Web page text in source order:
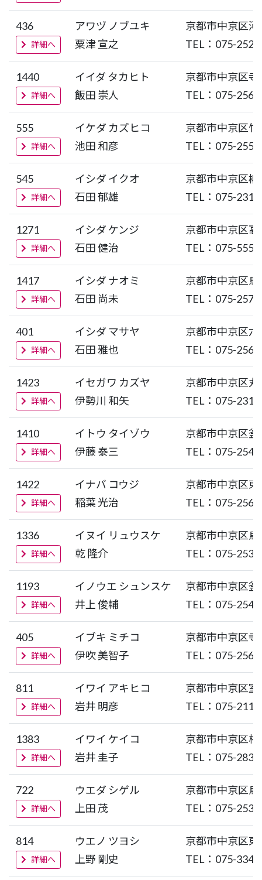
436
詳細へ
アワヅ ノブユキ
粟津 宣之
京都市中京区
TEL：075-252-
1440
詳細へ
イイダ タカヒト
飯田 崇人
京都市中京区
TEL：075-256-
555
詳細へ
イケダ カズヒコ
池田 和彦
京都市中京区
TEL：075-255-
545
詳細へ
イシダ イクオ
石田 郁雄
京都市中京区
TEL：075-231-
1271
詳細へ
イシダ ケンジ
石田 健治
京都市中京区
TEL：075-555-
1417
詳細へ
イシダ ナオミ
石田 尚未
京都市中京区
TEL：075-257-
401
詳細へ
イシダ マサヤ
石田 雅也
京都市中京区
TEL：075-256-
1423
詳細へ
イセガワ カズヤ
伊勢川 和矢
京都市中京区
TEL：075-231-
1410
詳細へ
イトウ タイゾウ
伊藤 泰三
京都市中京区
TEL：075-254-
1422
詳細へ
イナバ コウジ
稲葉 光治
京都市中京区
TEL：075-256-
1336
詳細へ
イヌイ リュウスケ
乾 隆介
京都市中京区
TEL：075-253-
1193
詳細へ
イノウエ シュンスケ
井上 俊輔
京都市中京区
TEL：075-254-
405
詳細へ
イブキ ミチコ
伊吹 美智子
京都市中京区
TEL：075-256-
811
詳細へ
イワイ アキヒコ
岩井 明彦
京都市中京区
TEL：075-211-
1383
詳細へ
イワイ ケイコ
岩井 圭子
京都市中京区
TEL：075-283-
722
詳細へ
ウエダ シゲル
上田 茂
京都市中京区
TEL：075-253-
814
詳細へ
ウエノ ツヨシ
上野 剛史
京都市中京区
TEL：075-334-